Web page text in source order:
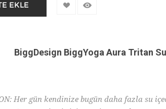
BiggDesign BiggYoga Aura Tritan
Her gün kendinize bugün daha fazla su